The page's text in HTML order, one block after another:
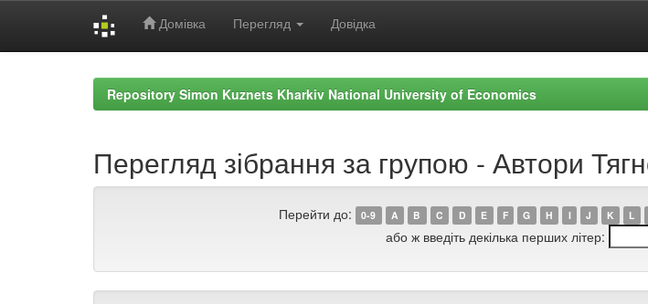
Домівка Перегляд Довідка
Repository Simon Kuznets Kharkiv National University of Economics
Перегляд зібрання за групою - Автори
Перейти до: 0-9 A B C D E F G H I J K L
або ж введіть декілька перших літер: